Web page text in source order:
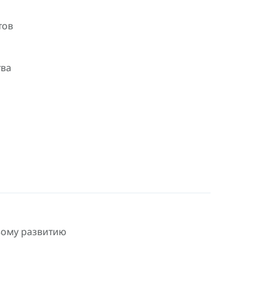
развитию